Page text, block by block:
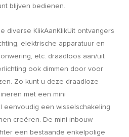
blijven bedienen.
diverse KlikAanKlikUit ontvangers
elektrische apparatuur en
etc. draadloos aan/uit
ook dimmen door voor
Zo kunt u deze draadloze
met een mini
eenvoudig een wisselschakeling
creëren. De mini inbouw
een bestaande enkelpolige